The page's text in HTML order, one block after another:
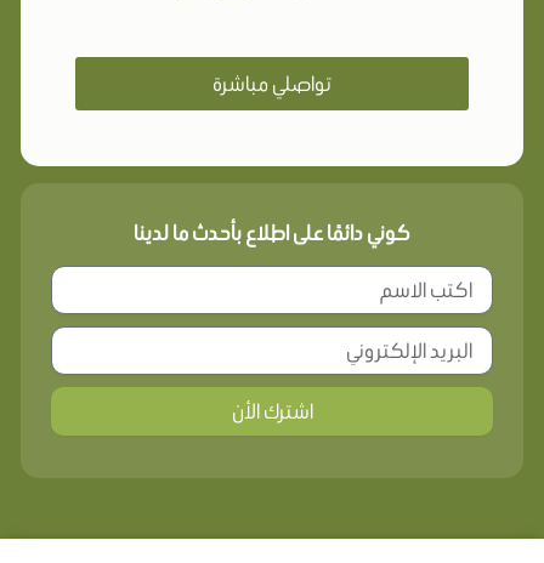
تواصلي مباشرة
كوني دائمًا على اطلاع بأحدث ما لدينا
اشترك الأن